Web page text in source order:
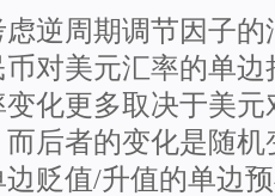
逆周期调节因子
币对美元汇率的单
变化更多取决于美
后者的变化是随
边贬值/升值的单边